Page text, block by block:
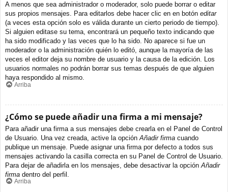
A menos que sea administrador o moderador, solo puede borrar o editar
sus propios mensajes. Para editarlos debe hacer clic en en botón editar
(a veces esta opción solo es válida durante un cierto periodo de tiempo).
Si alguien editase su tema, encontrará un pequeño texto indicando que
ha sido modificado y las veces que lo ha sido. No aparece si fue un
moderador o la administración quién lo editó, aunque la mayoría de las
veces el editor deja su nombre de usuario y la causa de la edición. Los
usuarios normales no podrán borrar sus temas después de que alguien
haya respondido al mismo.
Arriba
¿Cómo se puede añadir una firma a mi mensaje?
Para añadir una firma a sus mensajes debe crearla en el Panel de Control
de Usuario. Una vez creada, active la opción Añadir firma cuando
publique un mensaje. Puede asignar una firma por defecto a todos sus
mensajes activando la casilla correcta en su Panel de Control de Usuario.
Para dejar de añadirla en los mensajes, debe desactivar la opción Añadir
firma dentro del perfil.
Arriba